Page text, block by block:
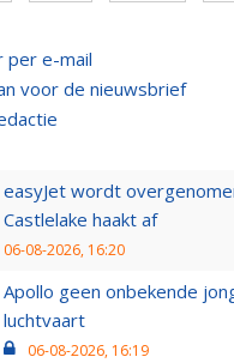
per e-mail
voor de nieuwsbrief
easyJet wordt
Castlelake haakt af
06-08-2026, 16:20
Apollo geen onbekende
luchtvaart
06-08-2026, 16:19